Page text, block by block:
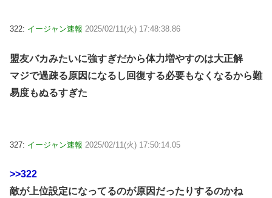
322: イージャン速報 2025/02/11(火) 17:48:38.86
盟友バカみたいに強すぎだから体力増やすのは大正解
マジで過疎る原因になるし回復する必要もなくなるから難
易度もぬるすぎた
327: イージャン速報 2025/02/11(火) 17:50:14.05
>>322
敵が上位設定になってるのが原因だったりするのかね